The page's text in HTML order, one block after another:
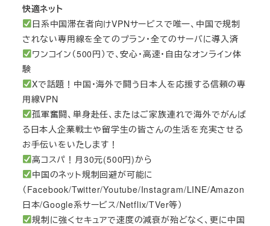
快適ネット
日系中国滞在者向けVPNサービスで唯一、中国で規制
されない専用線を全てのプラン・全てのサーバに導入済
ワンコイン（500円）で、安心・高速・自由なオンライン体
験
Xで話題！中国・海外で闘う日本人を応援する信頼の専
用線VPN
孤軍奮闘、単身赴任、またはご家族連れで海外でがんば
る日本人企業戦士や留学生の皆さんの生活を充実させる
お手伝いをいたします！
高コスパ！月30元(500円)から
中国のネット規制回避が可能に
（Facebook/Twitter/Youtube/Instagram/LINE/Amazon
日本/Google系サービス/Netflix/TVer等）
規制に強くセキュアで速度の減衰が殆どなく、更に中国